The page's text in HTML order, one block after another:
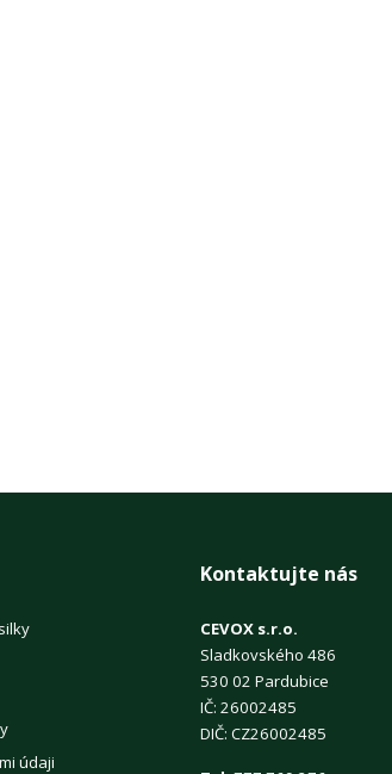
údaji
Kontaktujte nás
CEVOX s.r.o.
Sladkovského 486
530 02 Pardubice
IČ: 26002485
DIČ: CZ26002485